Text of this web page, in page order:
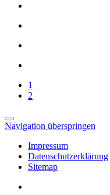
1
2
Navigation überspringen
Impressum
Datenschutzerklärung
Sitemap